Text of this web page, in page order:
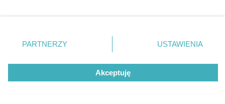
Gliwice
zmienić/wycofać klikając przycisk ustawień prywatności
znajdujący się w lewym dolnym rogu strony
rodzaje przetwarzania danych nie wymagają zgody
użytkownika, ale masz prawo sprzeciwić się takiemu
przetwarzaniu. Preferencje będą miały zastosowania tylko
PARTNERZY USTAWIENIA
Akceptuję